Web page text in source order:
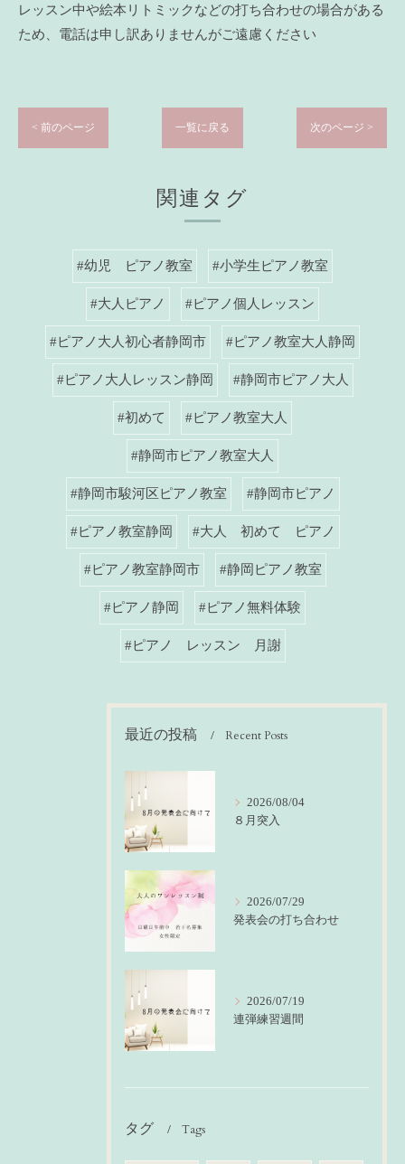
レッスン中や絵本リトミックなどの打ち合わせの場合がある
ため、電話は申し訳ありませんがご遠慮ください
< 前のページ 一覧に戻る 次のページ >
関連タグ
#幼児 ピアノ教室 #小学生ピアノ教室
#大人ピアノ #ピアノ個人レッスン
#ピアノ大人初心者静岡市 #ピアノ教室大人静岡
#ピアノ大人レッスン静岡 #静岡市ピアノ大人
#初めて #ピアノ教室大人
#静岡市ピアノ教室大人
#静岡市駿河区ピアノ教室 #静岡市ピアノ
#ピアノ教室静岡 #大人 初めて ピアノ
#ピアノ教室静岡市 #静岡ピアノ教室
#ピアノ静岡 #ピアノ無料体験
#ピアノ レッスン 月謝
最近の投稿 Recent Posts
2026/08/04
８月突入
2026/07/29
発表会の打ち合わせ
2026/07/19
連弾練習週間
タグ Tags